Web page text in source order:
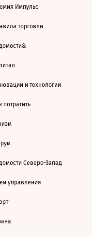
Импульс
торговли
и технологии
потратить
Северо-Запад
управления